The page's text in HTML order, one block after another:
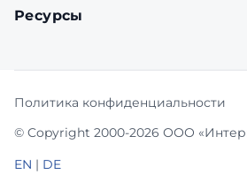
Ресурсы
© Copyright 2000-2026 ООО
EN | DE
Политика конфиденциальности